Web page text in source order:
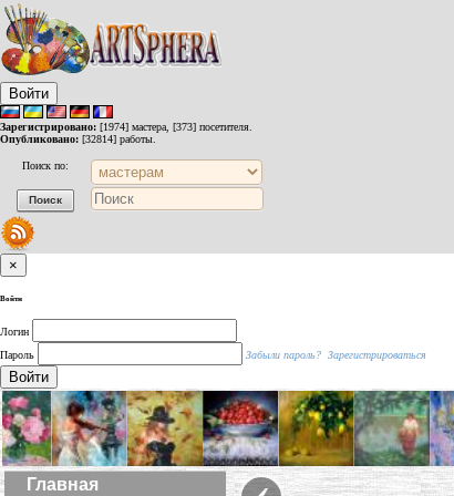
Войти
Зарегистрировано: [1974] мастера, [373] посетителя.
Опубликовано: [32814] работы.
Поиск по:
×
Войти
Логин
Пароль
Забыли пароль? Зарегистрироваться
Войти
Главная